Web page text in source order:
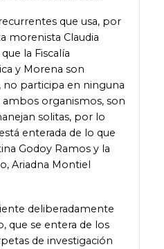
que usa, por
morenista Claudia
la Fiscalía
y Morena son
no participa en ninguna
organismos, son
solitas, por lo
enterada de lo que
Godoy Ramos y la
Ariadna Montiel
deliberadamente
que se entera de los
de investigación